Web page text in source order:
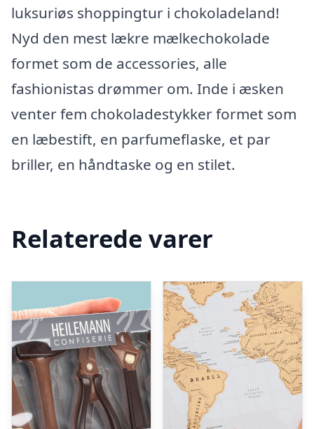
luksuriøs shoppingtur i chokoladeland!
Nyd den mest lækre mælkechokolade
formet som de accessories, alle
fashionistas drømmer om. Inde i æsken
venter fem chokoladestykker formet som
en læbestift, en parfumeflaske, et par
briller, en håndtaske og en stilet.
Relaterede varer